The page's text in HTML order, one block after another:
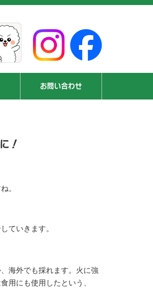
お問い合わせ
！
。
ていきます。
海外でも採れます。火に強
用にも使用したという、